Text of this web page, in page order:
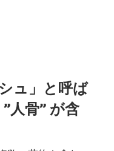
ュ」と呼ば
人骨” が含